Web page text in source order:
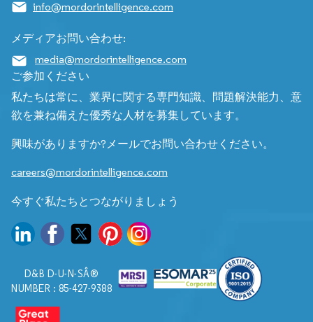
info@mordorintelligence.com
メディアお問い合わせ:
media@mordorintelligence.com
ご参加ください
私たちは常に、業界に関する専門知識、問題解決能力、意
欲を兼ね備えた優秀な人材を募集しています。
興味がありますか?メールでお問い合わせください。
careers@mordorintelligence.com
今すぐ私たちとつながりましょう
D&B D-U-N-SÂ®
NUMBER : 85-427-9388